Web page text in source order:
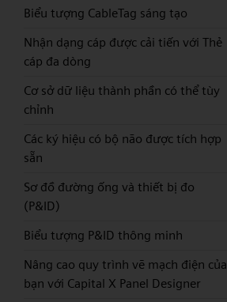
Biểu tượng CableTag sáng tạo
Nhận dạng cáp được cải tiến với Thẻ
cáp đa dòng
Cơ sở dữ liệu thành phần có thể tùy
chỉnh
Các ký hiệu có bộ não được tích hợp
sẵn
Sơ đồ đường ống và thiết bị đo
(P&ID)
Biểu tượng P&ID thông minh
Nâng cao quy trình vẽ mạch điện của
bạn với Capital X Panel Designer